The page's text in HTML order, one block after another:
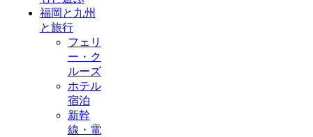
福岡と九州
と旅行
フェリ
ー・ク
ルーズ
ホテル
宿泊
新幹
線・電